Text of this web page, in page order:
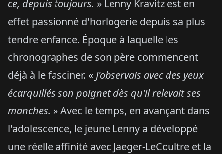
ce, depuis toujours. » Lenny Kravitz est en
effet passionné d'horlogerie depuis sa plus
tendre enfance. Époque à laquelle les
chronographes de son père commencent
déjà à le fasciner. « J'observais avec des yeux
écarquillés son poignet dès qu'il relevait ses
manches. » Avec le temps, en avançant dans
l'adolescence, le jeune Lenny a développé
une réelle affinité avec Jaeger-LeCoultre et la